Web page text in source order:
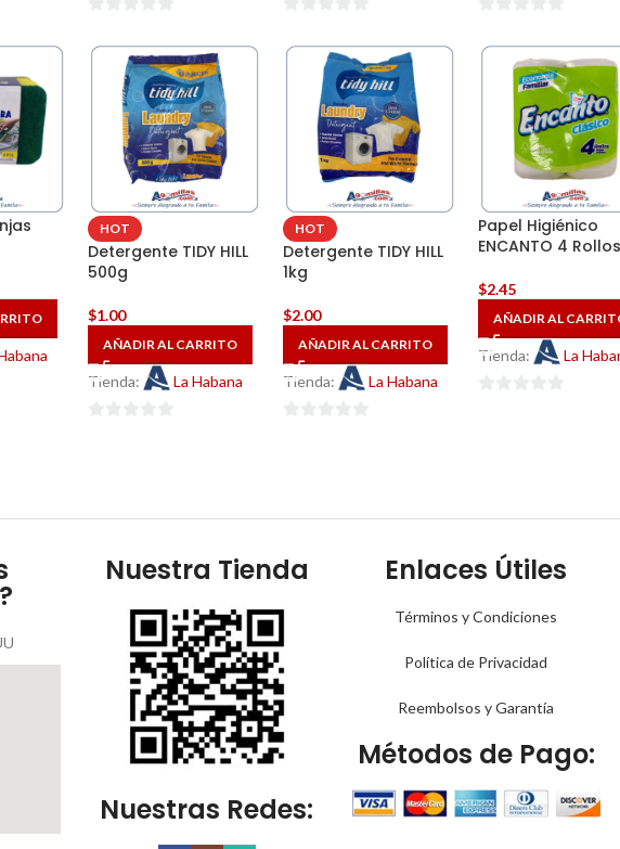
de
de
de
HOT
Detergente TIDY HILL
500g
$1.00
AÑADIR AL CARRITO
Tienda: La Habana
HOT
Detergente TIDY HILL
1kg
$2.00
AÑADIR AL CARRITO
Tienda: La Habana
Papel Higiénico
ENCANTO 4 Rollos
$2.45
AÑADIR AL
Tienda: La
Nuestra Tienda
Nuestras Redes:
Enlaces Útiles
Términos y Condiciones
Política de Privacidad
Reembolsos y Garantía
Métodos de Pago: